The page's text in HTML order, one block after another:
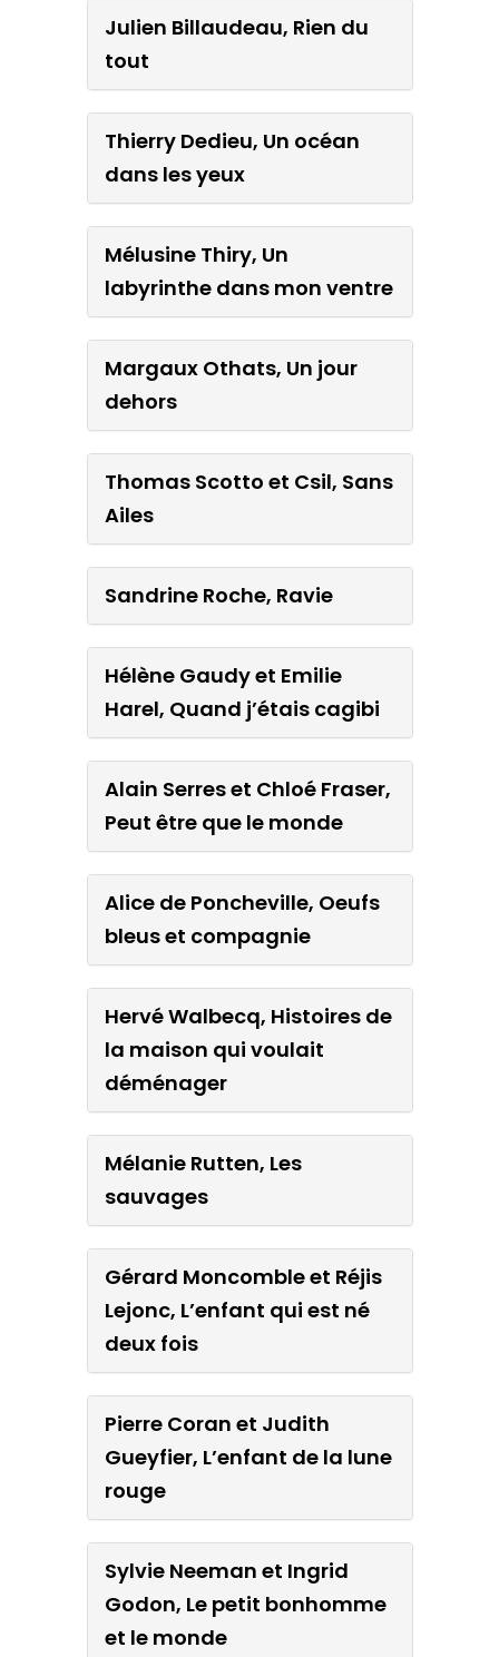
Julien Billaudeau, Rien du
tout
Thierry Dedieu, Un océan
dans les yeux
Mélusine Thiry, Un
labyrinthe dans mon ventre
Margaux Othats, Un jour
dehors
Thomas Scotto et Csil, Sans
Ailes
Sandrine Roche, Ravie
Hélène Gaudy et Emilie
Harel, Quand j’étais cagibi
Alain Serres et Chloé Fraser,
Peut être que le monde
Alice de Poncheville, Oeufs
bleus et compagnie
Hervé Walbecq, Histoires de
la maison qui voulait
déménager
Mélanie Rutten, Les
sauvages
Gérard Moncomble et Réjis
Lejonc, L’enfant qui est né
deux fois
Pierre Coran et Judith
Gueyfier, L’enfant de la lune
rouge
Sylvie Neeman et Ingrid
Godon, Le petit bonhomme
et le monde